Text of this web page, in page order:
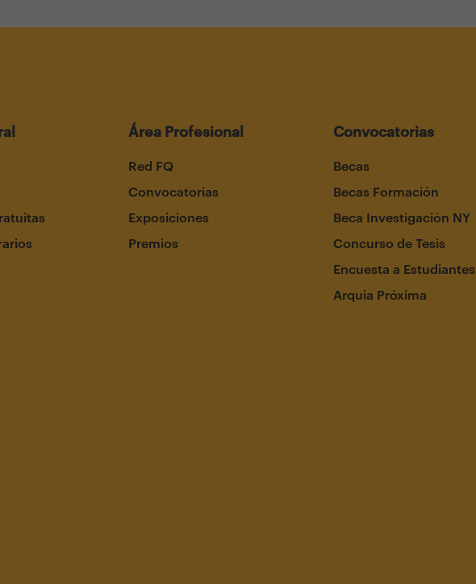
Área Profesional
Red FQ
Convocatorias
Exposiciones
Premios
Convocatorias
Becas
Becas Formación
Beca Investigación NY
Concurso de Tesis
Encuesta a Estudiantes
Arquia Próxima